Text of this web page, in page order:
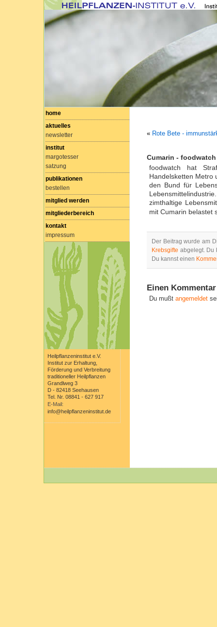
home
aktuelles
newsletter
institut
margotesser
satzung
publikationen
bestellen
mitglied werden
mitgliederbereich
kontakt
impressum
Heilpflanzeninstitut e.V.
Institut zur Erhaltung,
Förderung und Verbreitung
traditioneller Heilpflanzen
Grandlweg 3
D - 82418 Seehausen
Tel. Nr. 08841 - 627 917
E-Mail:
info@heilpflanzeninstitut.de
« Rote Bete -
Cumarin -
foodwatch hat
Handelsketten Metro
den Bund für
zimthaltige
mit Cumarin belastet
Der Beitrag wurde am
Krebsgifte abgelegt. Du
Du kannst einen
Einen
Du mußt angemeldet